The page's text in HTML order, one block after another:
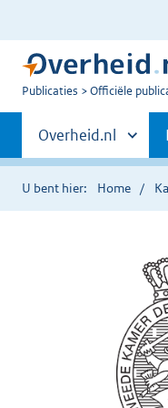
U
Publicaties Officiële
Primaire
navigatie
Andere
sites
binnen
Overheid.nl
U bent hier: Home